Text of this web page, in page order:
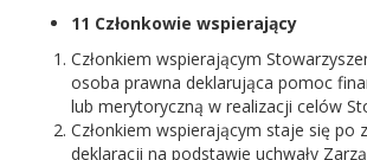
11 Członkowie wspierający
Członkiem wspierającym
osoba prawna deklarująca pomoc
lub merytoryczną w realizacji celów
Członkiem wspierającym staje się po
deklaracji na podstawie uchwały